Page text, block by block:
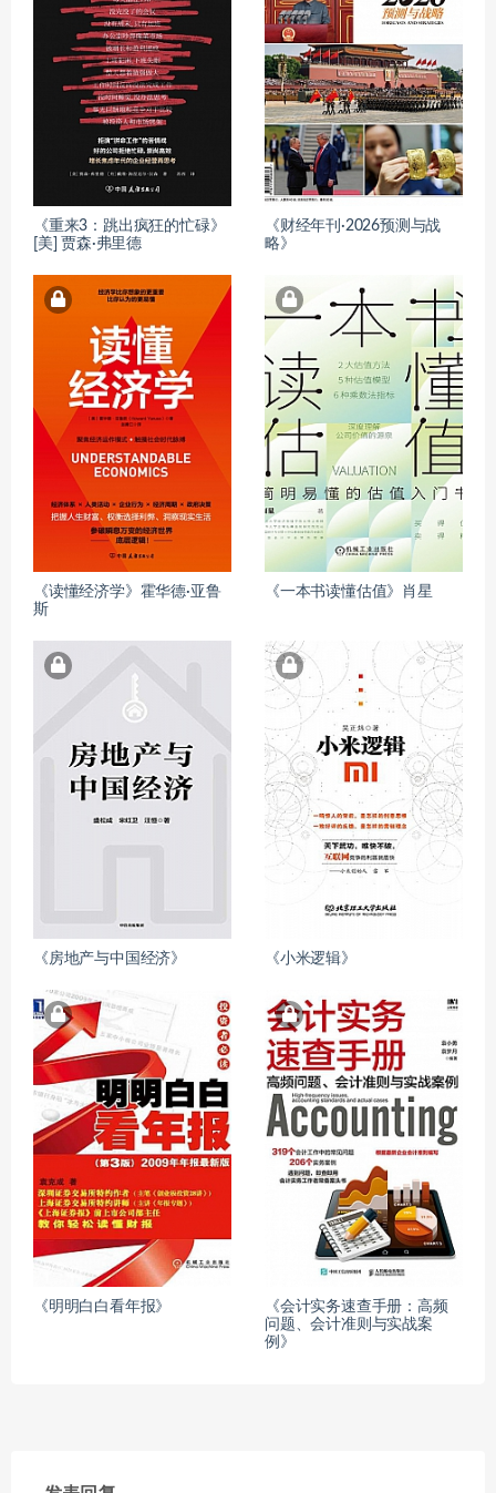
《重来3：跳出疯狂的忙碌》
[美] 贾森·弗里德
《财经年刊·2026预测与战
略》
《读懂经济学》霍华德·亚鲁
斯
《一本书读懂估值》肖星
《房地产与中国经济》 《小米逻辑》
《明明白白看年报》
《会计实务速查手册：高频
问题、会计准则与实战案
例》